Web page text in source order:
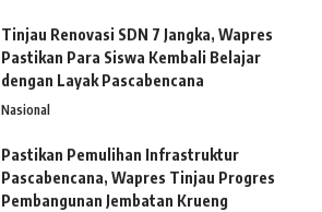
Tinjau Renovasi SDN 7 Jangka, Wapres
Pastikan Para Siswa Kembali Belajar
dengan Layak Pascabencana
Nasional
Pastikan Pemulihan Infrastruktur
Pascabencana, Wapres Tinjau Progres
Pembangunan Jembatan Krueng